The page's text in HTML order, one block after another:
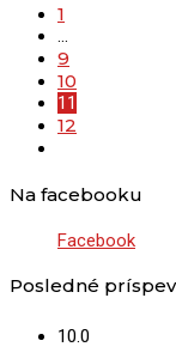
1
…
9
10
11
12
Na facebooku
Facebook
Posledné
10.0